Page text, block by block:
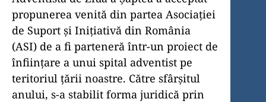
propunerea venită din partea Asociației
de Suport și Inițiativă din România
(ASI) de a fi parteneră într-un proiect de
înființare a unui spital adventist pe
teritoriul țării noastre. Către sfârșitul
anului, s-a stabilit forma juridică prin